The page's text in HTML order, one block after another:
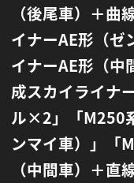
（後尾車）＋曲
イナーAE形（ゼ
イナーAE形（中
成スカイライナ
ル×2」「M250
ンマイ車）」
（中間車）＋